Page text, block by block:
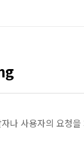
나 사용자의 요청